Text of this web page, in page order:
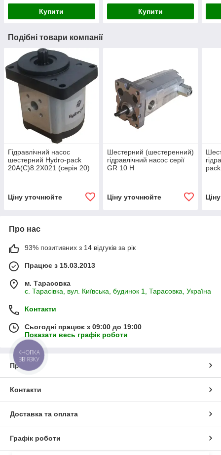
Купити Купити
Подібні товари компанії
Гідравлічний насос
шестерний Hydro-pack
20A(C)8.2X021 (серія 20)
Ціну уточнюйте
Шестерний (шестеренний)
гідравлічний насос серії
GR 10 H
Ціну уточнюйте
Про нас
93% позитивних з 14 відгуків за рік
Працює з 15.03.2013
м. Тарасовка
с. Тарасівка, вул. Київська, будинок 1, Тарасовка, Україна
Контакти
Сьогодні працює з 09:00 до 19:00
Показати весь графік роботи
Про нас
Контакти
Доставка та оплата
Графік роботи
КНОПКА
ЗВ'ЯЗКУ